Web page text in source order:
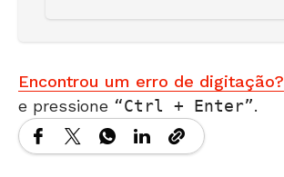
Encontrou um erro de digitação?
e pressione
Ctrl + Enter .